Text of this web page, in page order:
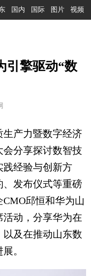
国内 国际 图片 视频
引擎驱动“数
产力暨数字经济
分享探讨数智技
践经验与创新方
发布仪式等重磅
邱恒和华为山
动，分享华为在
及在推动山东数
。